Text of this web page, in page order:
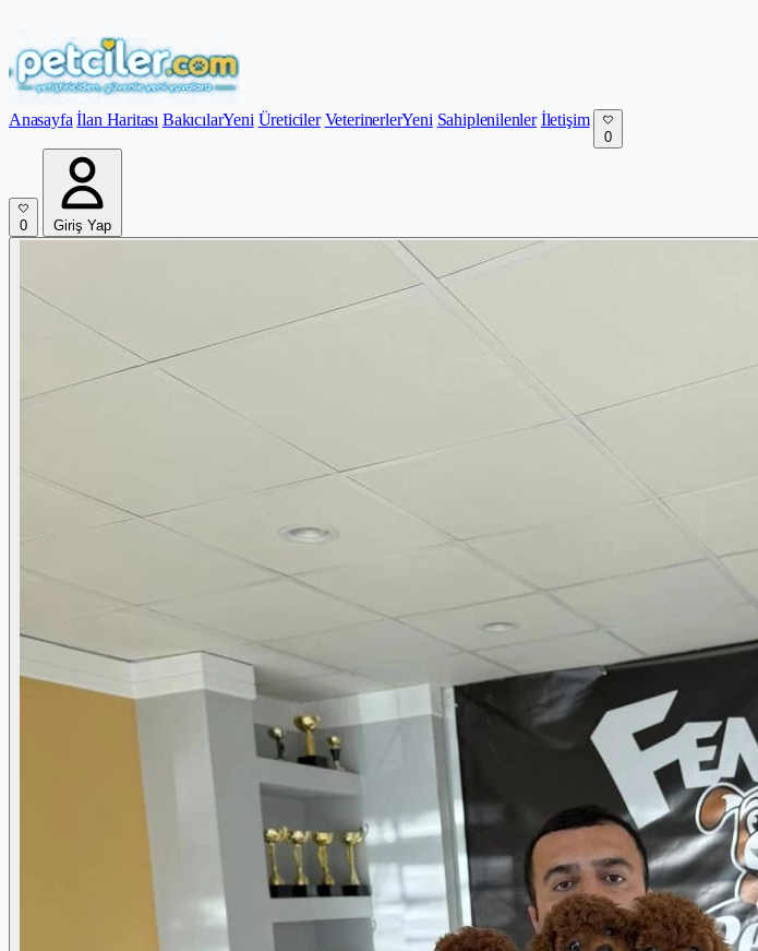
Anasayfa İlan Haritası BakıcılarYeni Üreticiler VeterinerlerYeni Sahiplenilenler İletişim
0
0 Giriş Yap